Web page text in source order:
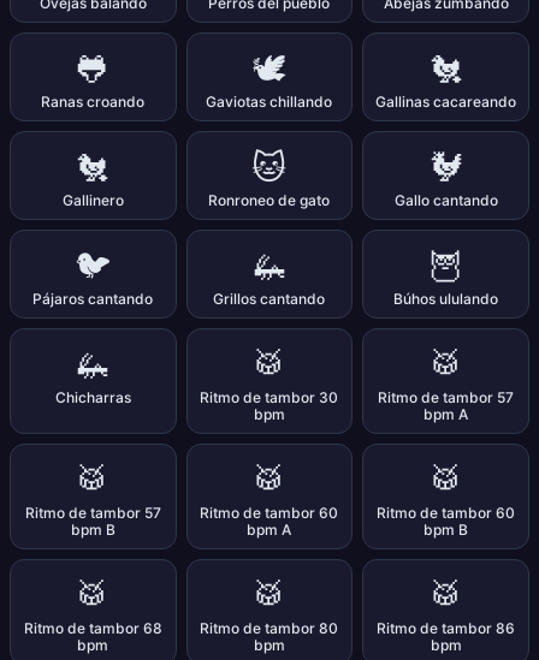
🐸
Ranas croando
🕊️
Gaviotas chillando
🐔
Gallinas cacareando
🐔
Gallinero
🐱
Ronroneo de gato
🐓
Gallo cantando
🐦
Pájaros cantando
🦗
Grillos cantando
🦉
Búhos ululando
🦗
Chicharras
🥁
Ritmo de tambor 30
bpm
🥁
Ritmo de tambor 57
bpm A
🥁
Ritmo de tambor 57
bpm B
🥁
Ritmo de tambor 60
bpm A
🥁
Ritmo de tambor 60
bpm B
🥁
Ritmo de tambor 68
bpm
🥁
Ritmo de tambor 80
bpm
🥁
Ritmo de tambor 86
bpm